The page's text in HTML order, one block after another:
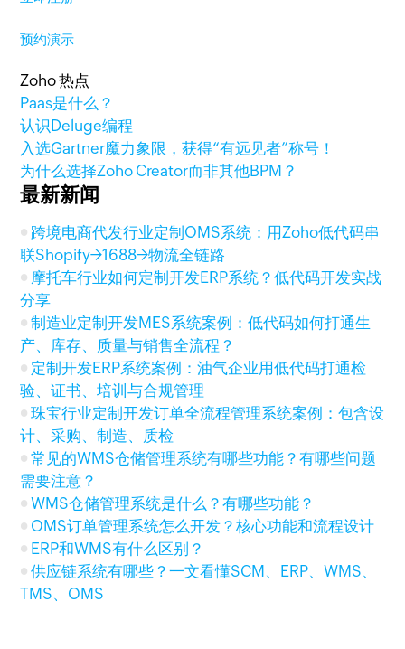
预约演示
Zoho 热点
Paas是什么？
认识Deluge编程
入选Gartner魔力象限，获得“有远见者”称号！
为什么选择Zoho Creator而非其他BPM？
最新新闻
跨境电商代发行业定制OMS系统：用Zoho低代码串
联Shopify→1688→物流全链路
摩托车行业如何定制开发ERP系统？低代码开发实战
分享
制造业定制开发MES系统案例：低代码如何打通生
产、库存、质量与销售全流程？
定制开发ERP系统案例：油气企业用低代码打通检
验、证书、培训与合规管理
珠宝行业定制开发订单全流程管理系统案例：包含设
计、采购、制造、质检
常见的WMS仓储管理系统有哪些功能？有哪些问题
需要注意？
WMS仓储管理系统是什么？有哪些功能？
OMS订单管理系统怎么开发？核心功能和流程设计
ERP和WMS有什么区别？
供应链系统有哪些？一文看懂SCM、ERP、WMS、
TMS、OMS